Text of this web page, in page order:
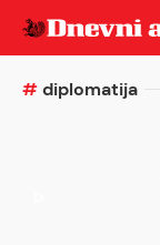
#diplomatija